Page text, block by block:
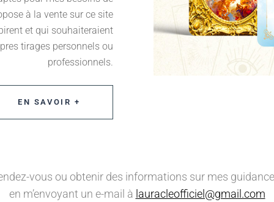
à la vente sur ce site
et qui souhaiteraient
tirages personnels ou
professionnels.
EN SAVOIR +
vous ou obtenir des informations sur mes
en m’envoyant un e-mail à lauracleofficiel@gmail.com